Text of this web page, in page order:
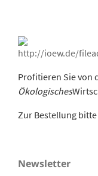
Profitieren Sie von
Ökologisches
Zur Bestellung bitte
Newsletter